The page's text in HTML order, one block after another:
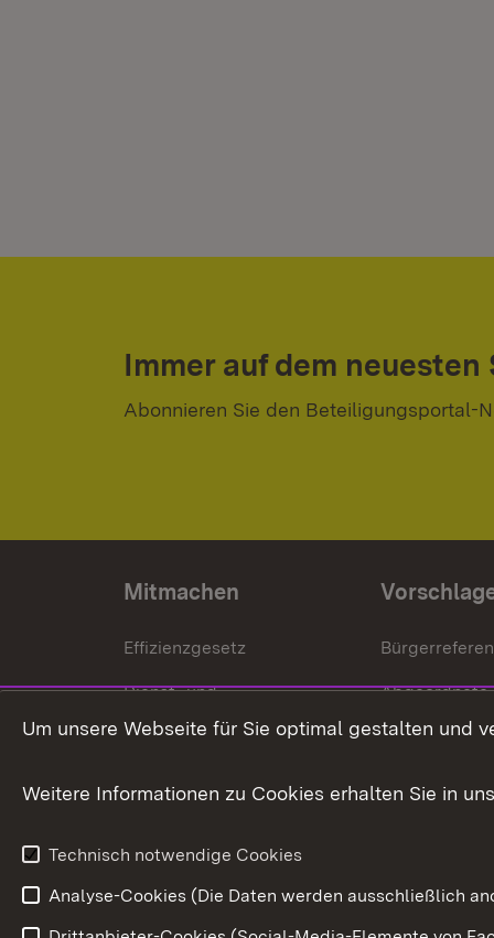
Immer auf dem neuesten
Abonnieren Sie den Beteiligungsportal-
Mitmachen
Effizienzgesetz
Dienst- und
Versorgungsbezüge
Weitere
Abgeordnete
Um unsere Webseite für Sie optimal gestalten und
Weitere Informationen zu Cookies erhalten Sie in
Technisch notwendige Cookies
Analyse-Cookies (Die Daten werden ausschließlich